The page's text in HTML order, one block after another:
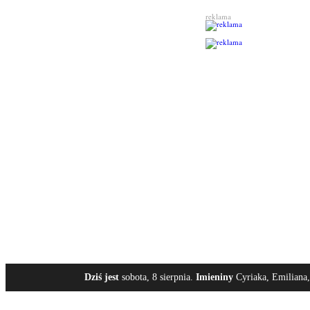
reklama
Dziś jest sobota, 8 sierpnia. Imieniny Cyriaka,